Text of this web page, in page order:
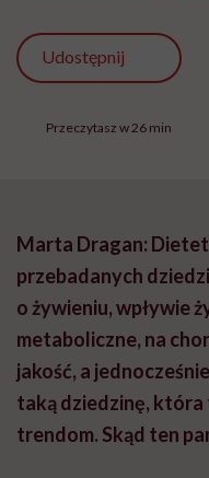
Udostępnij
Przeczytasz w 26 min
Marta Dragan:
przebadanych
o żywieniu, wpływie
metaboliczne, na
jakość, a
taką dziedzinę, która
trendom. Skąd ten